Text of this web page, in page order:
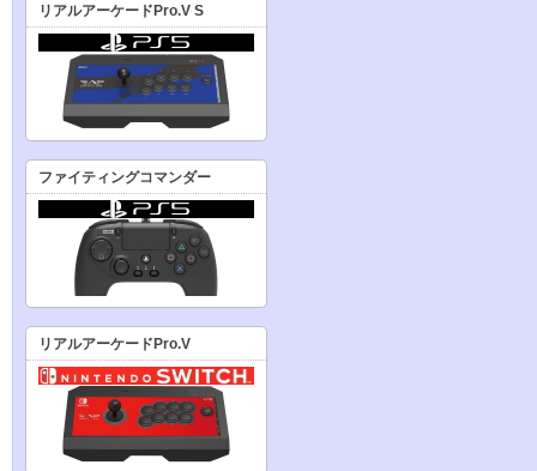
リアルアーケードPro.V S
ファイティングコマンダー
リアルアーケードPro.V